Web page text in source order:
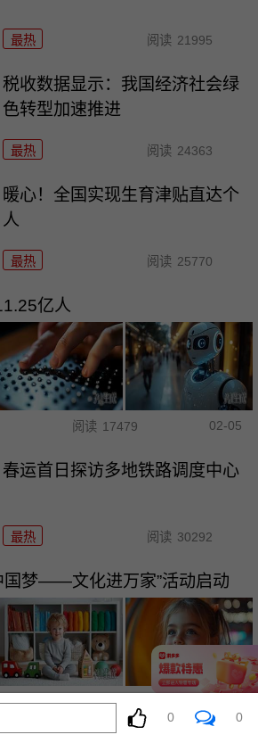
最热 阅读 21995
税收数据显示：我国经济社会绿
色转型加速推进
最热 阅读 24363
暖心！全国实现生育津贴直达个
人
最热 阅读 25770
亿人
阅读 17479 02-05
春运首日探访多地铁路调度中心
最热 阅读 30292
国梦——文化进万家”活动启动
阅读 24611
0 0